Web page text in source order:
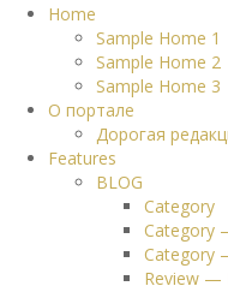
Home
Sample Home 1
Sample Home 2
Sample Home 3
О портале
Дорогая
Features
BLOG
Category
Category
Category
Review —